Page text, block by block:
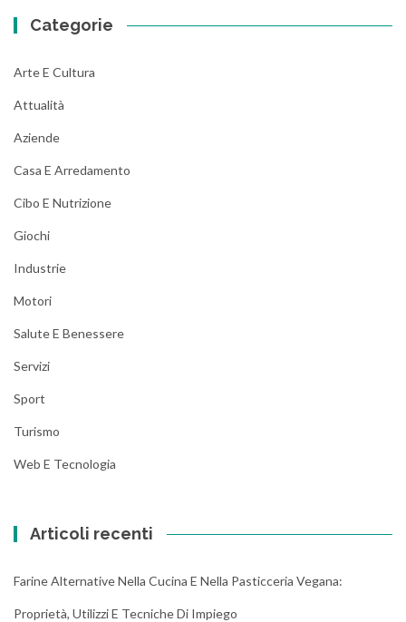
Categorie
Arte E Cultura
Attualità
Aziende
Casa E Arredamento
Cibo E Nutrizione
Giochi
Industrie
Motori
Salute E Benessere
Servizi
Sport
Turismo
Web E Tecnologia
Articoli recenti
Farine Alternative Nella Cucina E Nella Pasticceria Vegana:
Proprietà, Utilizzi E Tecniche Di Impiego